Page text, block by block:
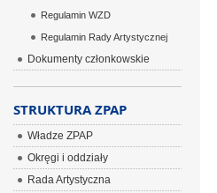
Regulamin WZD
Regulamin Rady Artystycznej
Dokumenty członkowskie
STRUKTURA ZPAP
Władze ZPAP
Okręgi i oddziały
Rada Artystyczna